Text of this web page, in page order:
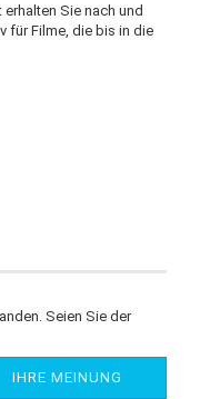
Sie nach und
für Filme, die bis in die
Seien Sie der
IHRE MEINUNG